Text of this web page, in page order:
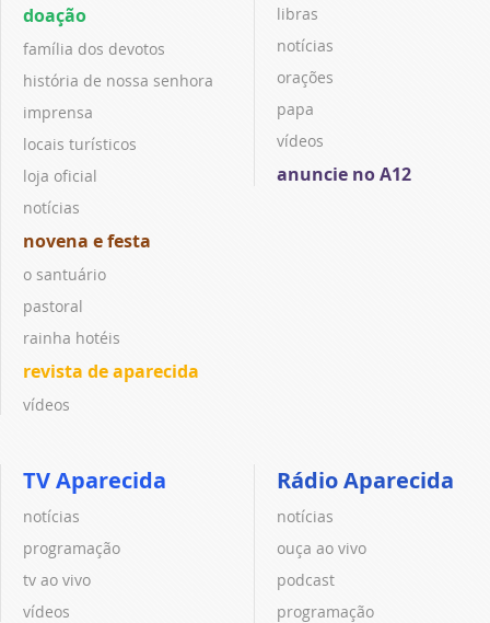
doação
família dos devotos
história de nossa senhora
imprensa
locais turísticos
loja oficial
notícias
novena e festa
o santuário
pastoral
rainha hotéis
revista de aparecida
vídeos
libras
notícias
orações
papa
vídeos
anuncie no A12
TV Aparecida
notícias
programação
tv ao vivo
vídeos
Rádio Aparecida
notícias
ouça ao vivo
podcast
programação